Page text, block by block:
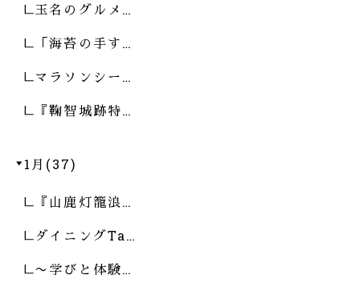
玉名のグルメ…
「海苔の手す…
マラソンシー…
『鞠智城跡特…
1月(37)
『山鹿灯籠浪…
ダイニングTa…
〜学びと体験…